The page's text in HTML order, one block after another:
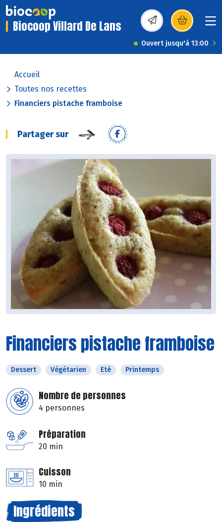
Biocoop Villard De Lans (s’ouvre dans une
Ouvert jusqu'à 13:00
Accueil
Toutes nos recettes
Financiers pistache framboise
Partager sur
Financiers pistache framboise
Dessert Végétarien Eté Printemps
Nombre de personnes
4 personnes
Préparation
20 min
Cuisson
10 min
Ingrédients